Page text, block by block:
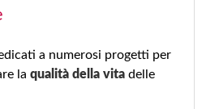
a numerosi progetti per
la qualità della vita delle